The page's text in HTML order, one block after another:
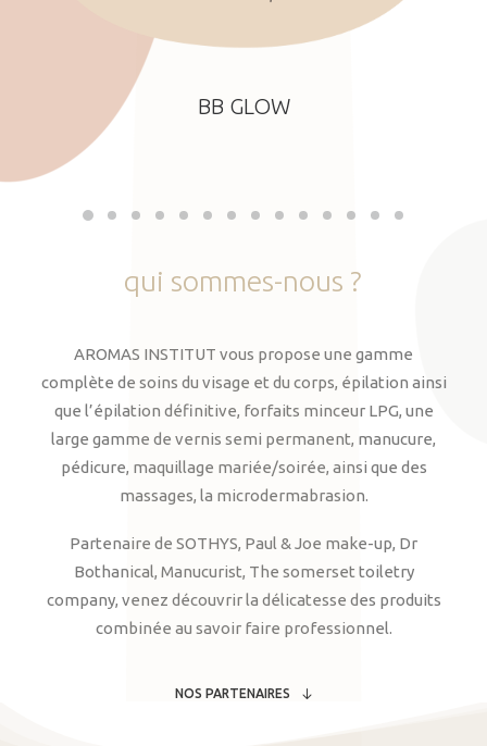
BB GLOW
qui sommes-nous ?
AROMAS INSTITUT vous propose une gamme
complète de soins du visage et du corps, épilation ainsi
que l’épilation définitive, forfaits minceur LPG, une
large gamme de vernis semi permanent, manucure,
pédicure, maquillage mariée/soirée, ainsi que des
massages, la microdermabrasion.
Partenaire de SOTHYS, Paul & Joe make-up, Dr
Bothanical, Manucurist, The somerset toiletry
company, venez découvrir la délicatesse des produits
combinée au savoir faire professionnel.
NOS PARTENAIRES